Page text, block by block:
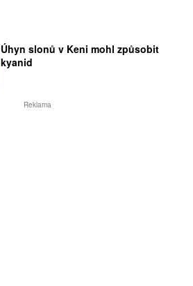
Úhyn slonů v Keni mohl způsobit
kyanid
Reklama